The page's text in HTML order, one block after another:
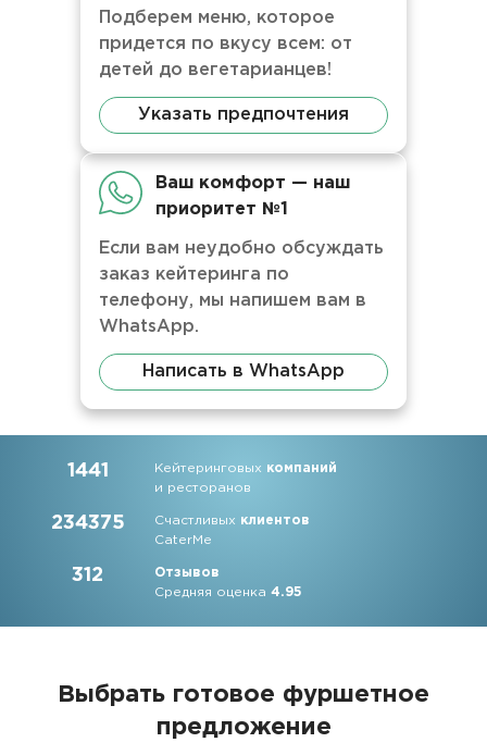
Подберем меню, которое
придется по вкусу всем: от
детей до вегетарианцев!
Указать предпочтения
Ваш комфорт — наш
приоритет №1
Если вам неудобно обсуждать
заказ кейтеринга по
телефону, мы напишем вам в
WhatsApp.
Написать в WhatsApp
1441 Кейтеринговых компаний
и ресторанов
234375 Счастливых клиентов
CaterMe
312
Отзывов
Средняя оценка4.95
Выбрать готовое фуршетное
предложение